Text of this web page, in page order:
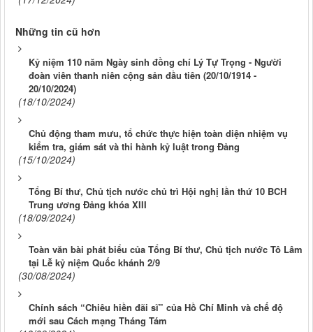
Những tin cũ hơn
Kỷ niệm 110 năm Ngày sinh đồng chí Lý Tự Trọng - Người
đoàn viên thanh niên cộng sản đầu tiên (20/10/1914 -
20/10/2024)
(18/10/2024)
Chủ động tham mưu, tổ chức thực hiện toàn diện nhiệm vụ
kiểm tra, giám sát và thi hành kỷ luật trong Đảng
(15/10/2024)
Tổng Bí thư, Chủ tịch nước chủ trì Hội nghị lần thứ 10 BCH
Trung ương Đảng khóa XIII
(18/09/2024)
Toàn văn bài phát biểu của Tổng Bí thư, Chủ tịch nước Tô Lâm
tại Lễ kỷ niệm Quốc khánh 2/9
(30/08/2024)
Chính sách “Chiêu hiền đãi sĩ” của Hồ Chí Minh và chế độ
mới sau Cách mạng Tháng Tám